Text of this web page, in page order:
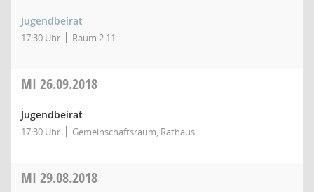
Jugendbeirat
17:30 Uhr Raum 2.11
MI 26.09.2018
Jugendbeirat
17:30 Uhr Gemeinschaftsraum, Rathaus
MI 29.08.2018